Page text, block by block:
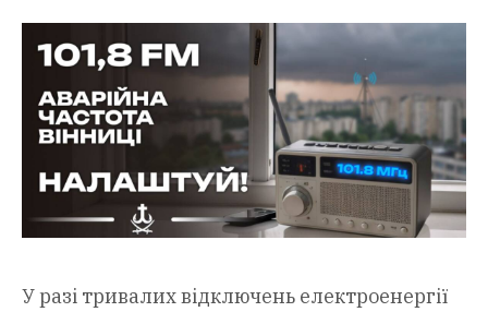
У разі тривалих відключень електроенергії